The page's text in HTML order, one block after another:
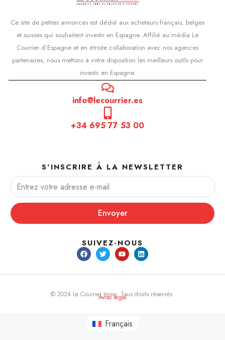
Ce site de petites annonces est dédié aux acheteurs français, belges
et suisses qui souhaitent investir en Espagne. Affilié au média Le
Courrier d'Espagne et en étroite collaboration avec nos agences
partenaires, nous mettons à votre disposition les meilleurs outils pour
investir en Espagne.
info@lecourrier.es
+34 695 77 53 00
S'INSCRIRE À LA NEWSLETTER
Envoyer
SUIVEZ-NOUS
© 2024 Le Courrier Immo. Tous droits réservés.
Aviso legal
Français